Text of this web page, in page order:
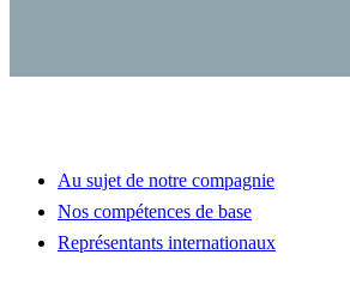
Au sujet de notre compagnie
Nos compétences de base
Représentants internationaux